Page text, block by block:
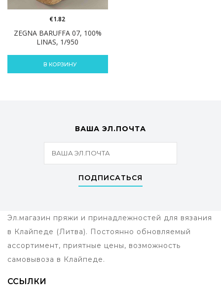
ZEGNA BARUFFA 07, 100%
LINAS, 1/950
€1.82
В КОРЗИНУ
ВАША ЭЛ.ПОЧТА
ПОДПИСАТЬСЯ
Эл.магазин пряжи и принадлежностей для вязания
в Клайпеде (Литва). Постоянно обновляемый
ассортимент, приятные цены, возможность
самовывоза в Клайпеде.
ССЫЛКИ